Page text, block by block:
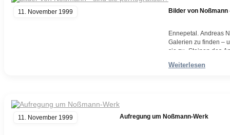
11. November 1999 Bilder von
Ennepetal. Andreas
Galerien zu finden –
sie zu „Steinen des
Weiterlesen
Weiterlesen
11. November 1999 Aufregung um Noßmann-Werk